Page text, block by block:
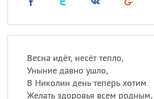
Весна идёт, несёт тепло,
Уныние давно ушло,
В Николин день теперь хотим
Желать здоровья всем родным,